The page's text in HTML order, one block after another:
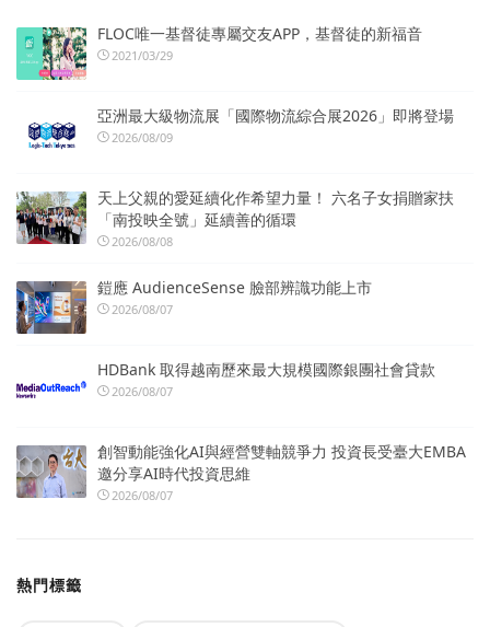
FLOC唯一基督徒專屬交友APP，基督徒的新福音
2021/03/29
亞洲最大級物流展「國際物流綜合展2026」即將登場
2026/08/09
天上父親的愛延續化作希望力量！ 六名子女捐贈家扶
「南投映全號」延續善的循環
2026/08/08
鎧應 AudienceSense 臉部辨識功能上市
2026/08/07
HDBank 取得越南歷來最大規模國際銀團社會貸款
2026/08/07
創智動能強化AI與經營雙軸競爭力 投資長受臺大EMBA
邀分享AI時代投資思維
2026/08/07
熱門標籤